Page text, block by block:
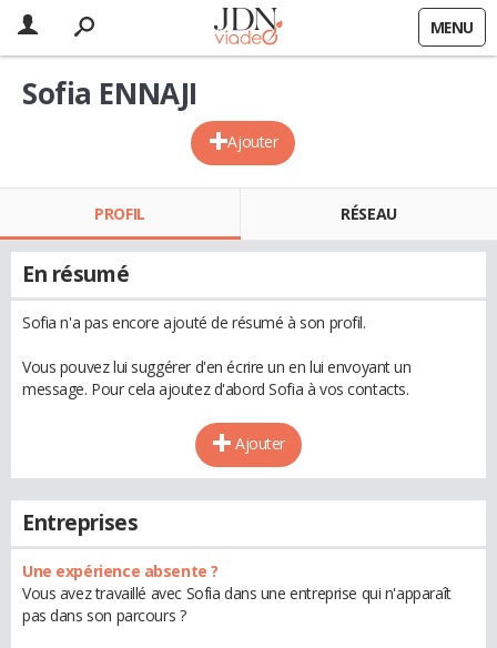
MENU
Ajouter
Sofia ENNAJI
PROFIL RÉSEAU
En résumé
Sofia n'a pas encore ajouté de résumé à son profil.
Vous pouvez lui suggérer d'en écrire un en lui envoyant un
message. Pour cela ajoutez d'abord Sofia à vos contacts.
Ajouter
Entreprises
Une expérience absente ?
Vous avez travaillé avec Sofia dans une entreprise qui n'apparaît
pas dans son parcours ?